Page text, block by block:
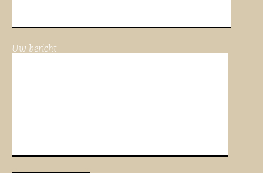
Uw bericht